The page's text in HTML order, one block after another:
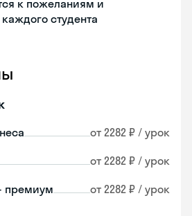
к пожеланиям и
студента
от 2282 ₽ / урок
от 2282 ₽ / урок
премиум от 2282 ₽ / урок